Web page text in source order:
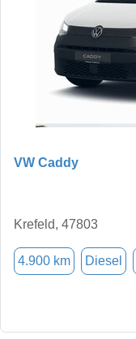
VW Caddy
Krefeld, 47803
4.900 km Diesel